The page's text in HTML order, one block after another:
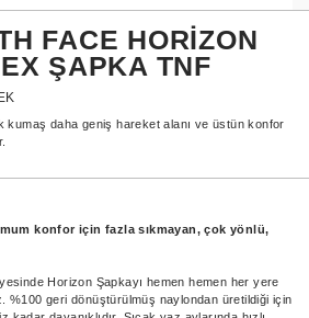
FACE HORIZON
ŞAPKA TNF
kumaş daha geniş hareket alanı ve üstün konfor
konfor için fazla sıkmayan, çok yönlü,
Horizon Şapkayı hemen hemen her yere
%100 geri dönüştürülmüş naylondan üretildiği için